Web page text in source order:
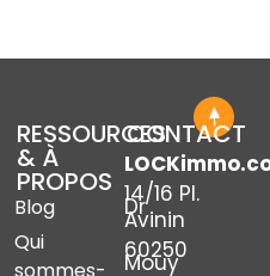
RESSOURCES
& À
PROPOS
Blog
Qui
sommes-
CONTACT
14/16 Pl.
Dr
Avinin
60250
Mouy